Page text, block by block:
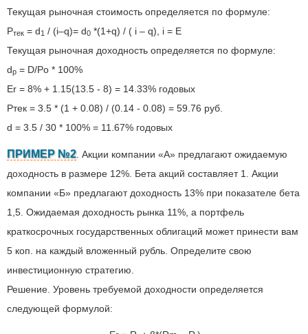
Текущая рыночная стоимость определяется по формуле:
Ртек = d1 / (i–q)= d0 *(1+q) / ( i – q), i = E
Текущая рыночная доходность определяется по формуле:
dp = D/Po * 100%
Er = 8% + 1.15(13.5 - 8) = 14.33% годовых
Pтек = 3.5 * (1 + 0.08) / (0.14 - 0.08) = 59.76 руб.
d = 3.5 / 30 * 100% = 11.67% годовых
ПРИМЕР №2. Акции компании «А» предлагают ожидаемую
доходность в размере 12%. Бета акций составляет 1. Акции
компании «Б» предлагают доходность 13% при показателе бета
1,5. Ожидаемая доходность рынка 11%, а портфель
краткосрочных государственных облигаций может принести вам
5 коп. на каждый вложенный рубль. Определите свою
инвестиционную стратегию.
Решение. Уровень требуемой доходности определяется
следующей формулой: